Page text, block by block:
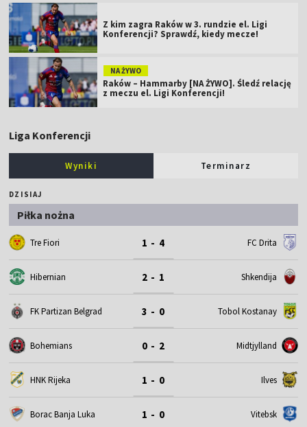
Z kim zagra Raków w 3. rundzie el. Ligi
Konferencji? Sprawdź, kiedy mecze!
NA ŻYWO
Raków – Hammarby [NA ŻYWO]. Śledź relację
z meczu el. Ligi Konferencji!
Liga Konferencji
Wyniki Terminarz
DZISIAJ
Piłka nożna
Tre Fiori 1 - 4 FC Drita
Hibernian 2 - 1 Shkendija
FK Partizan Belgrad 3 - 0 Tobol Kostanay
Bohemians 0 - 2 Midtjylland
HNK Rijeka 1 - 0 Ilves
Borac Banja Luka 1 - 0 Vitebsk